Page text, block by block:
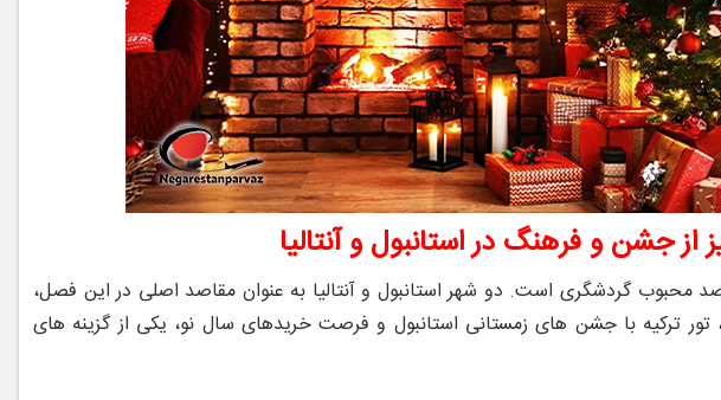
جشن و فرهنگ در استانبول و آنتالیا
محبوب گردشگری است. دو شهر استانبول و آنتالیا به عنوان مقاصد اصلی در این فصل،
ترکیه با جشن ‌های زمستانی استانبول و فرصت خریدهای سال نو، یکی از گزینه‌ های